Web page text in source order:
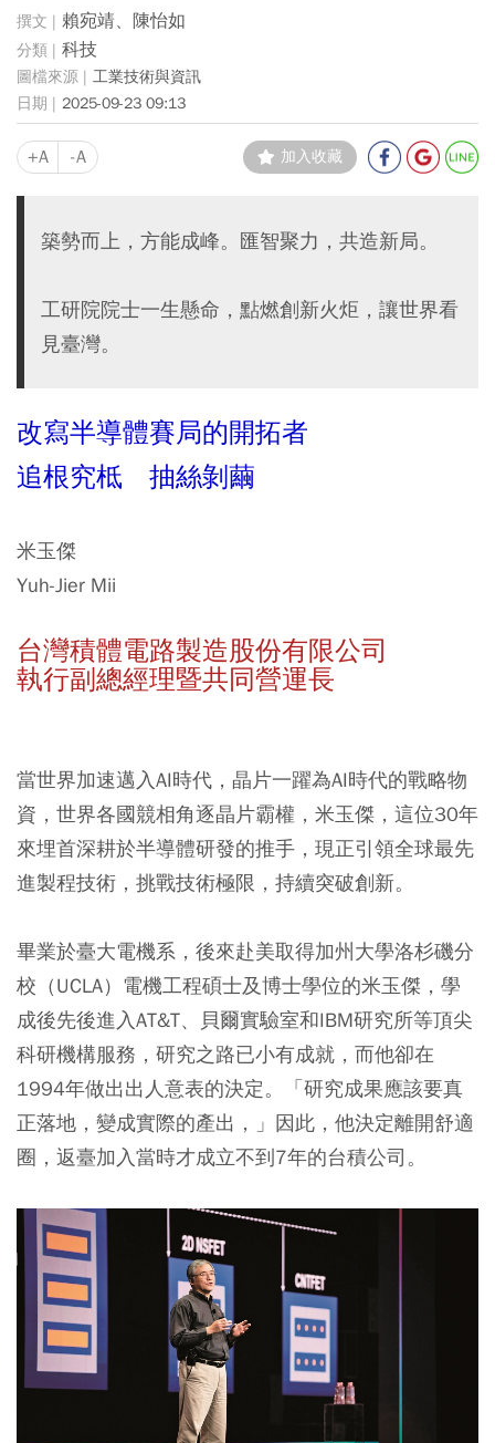
賴宛靖、陳怡如
科技
工業技術與資訊
2025-09-23 09:13
+A -A 加入收藏
築勢而上，方能成峰。匯智聚力，共造新局。
工研院院士一生懸命，點燃創新火炬，讓世界看
見臺灣。
改寫半導體賽局的開拓者
追根究柢 抽絲剝繭
米玉傑
Yuh-Jier Mii
台灣積體電路製造股份有限公司
執行副總經理暨共同營運長
當世界加速邁入AI時代，晶片一躍為AI時代的戰略物
資，世界各國競相角逐晶片霸權，米玉傑，這位30年
來埋首深耕於半導體研發的推手，現正引領全球最先
進製程技術，挑戰技術極限，持續突破創新。
畢業於臺大電機系，後來赴美取得加州大學洛杉磯分
校（UCLA）電機工程碩士及博士學位的米玉傑，學
成後先後進入AT&T、貝爾實驗室和IBM研究所等頂尖
科研機構服務，研究之路已小有成就，而他卻在
1994年做出出人意表的決定。「研究成果應該要真
正落地，變成實際的產出，」因此，他決定離開舒適
圈，返臺加入當時才成立不到7年的台積公司。